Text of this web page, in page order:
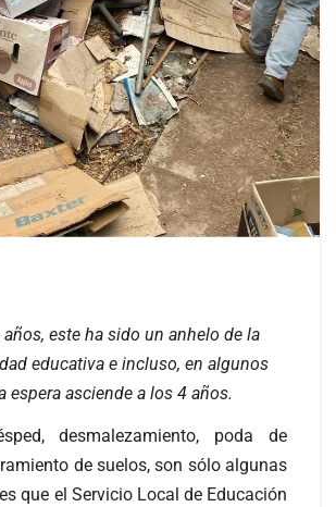
años, este ha sido un anhelo de la
educativa e incluso, en algunos
espera asciende a los 4 años.
desmalezamiento, poda de
de suelos, son sólo algunas
que el Servicio Local de Educación